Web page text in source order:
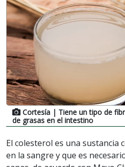
Cortesía | Tiene un tipo de
de grasas en el intestino
El colesterol es una sustancia
en la sangre y que es